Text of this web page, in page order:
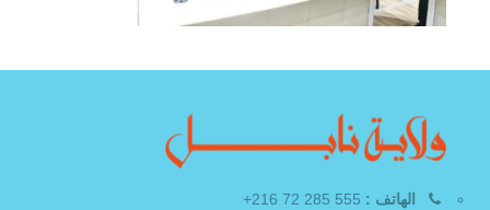
الهاتف :